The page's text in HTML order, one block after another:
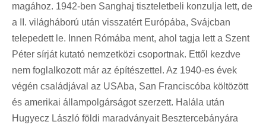
magához. 1942-ben Sanghaj tiszteletbeli konzulja lett, de
a II. világháború után visszatért Európába, Svájcban
telepedett le. Innen Rómába ment, ahol tagja lett a Szent
Péter sírját kutató nemzetközi csoportnak. Ettől kezdve
nem foglalkozott már az építészettel. Az 1940-es évek
végén családjával az USAba, San Franciscóba költözött
és amerikai állampolgárságot szerzett. Halála után
Hugyecz László földi maradványait Besztercebányára